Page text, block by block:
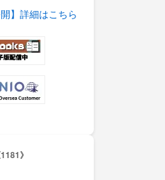
】詳細はこちら
1181》